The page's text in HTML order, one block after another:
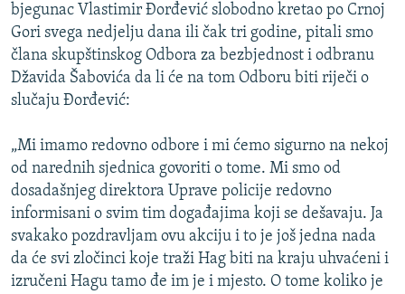
bjegunac Vlastimir Đorđević slobodno kretao po Crnoj
Gori svega nedjelju dana ili čak tri godine, pitali smo
člana skupštinskog Odbora za bezbjednost i odbranu
Džavida Šabovića da li će na tom Odboru biti riječi o
slučaju Đorđević:
„Mi imamo redovno odbore i mi ćemo sigurno na nekoj
od narednih sjednica govoriti o tome. Mi smo od
dosadašnjeg direktora Uprave policije redovno
informisani o svim tim događajima koji se dešavaju. Ja
svakako pozdravljam ovu akciju i to je još jedna nada
da će svi zločinci koje traži Hag biti na kraju uhvaćeni i
izručeni Hagu tamo đe im je i mjesto. O tome koliko je